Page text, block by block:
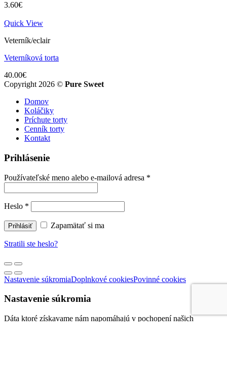
3.60€
Quick View
Veterník/eclair
Veterníková torta
40.00€
Copyright 2026 © Pure Sweet
Domov
Koláčiky
Príchute torty
Cenník torty
Kontakt
Prihlásenie
Používateľské meno alebo e-mailová adresa *
Heslo *
Prihlásiť Zapamätať si ma
Stratili ste heslo?
Nastavenie súkromiaDoplnkové cookiesPovinné cookies
Nastavenie súkromia
Dáta ktoré získavame nám napomáhajú v pochopení našich